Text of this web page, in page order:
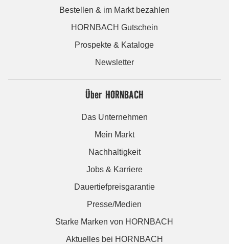
Bestellen & im Markt bezahlen
HORNBACH Gutschein
Prospekte & Kataloge
Newsletter
Über HORNBACH
Das Unternehmen
Mein Markt
Nachhaltigkeit
Jobs & Karriere
Dauertiefpreisgarantie
Presse/Medien
Starke Marken von HORNBACH
Aktuelles bei HORNBACH